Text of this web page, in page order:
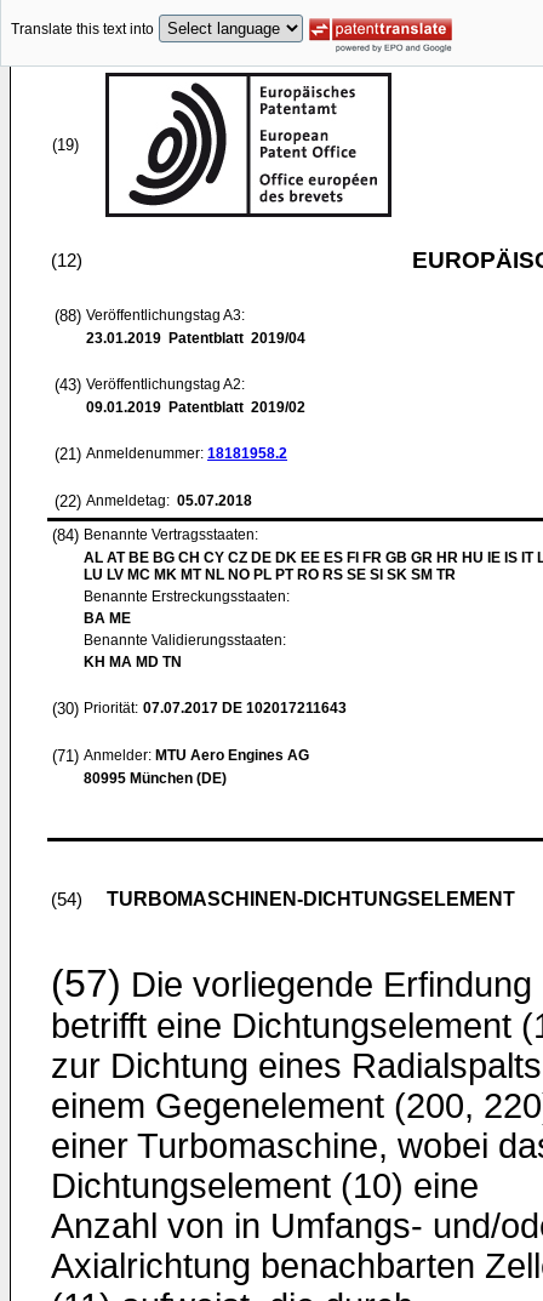
Translate this text into
(19)
(12)
(88) Veröffentlichungstag A3:
23.01.2019 Patentblatt 2019/04
(43) Veröffentlichungstag A2:
09.01.2019 Patentblatt 2019/02
(21) Anmeldenummer: 18181958.2
(22) Anmeldetag: 05.07.2018
(84) Benannte Vertragsstaaten:
AL AT BE BG CH CY CZ DE DK EE ES FI FR GB GR HR HU IE IS IT
LU LV MC MK MT NL NO PL PT RO RS SE SI SK SM TR
Benannte Erstreckungsstaaten:
BA ME
Benannte Validierungsstaaten:
KH MA MD TN
(30) Priorität: 07.07.2017 DE 102017211643
(71) Anmelder: MTU Aero Engines AG
80995 München (DE)
(54) TURBOMASCHINEN-DICHTUNGSELEMENT
(57) Die vorliegende Erfindung
betrifft eine Dichtungselement
zur Dichtung eines
einem Gegenelement (200,
einer Turbomaschine, wobei
Dichtungselement (10) eine
Anzahl von in Umfangs- und/
Axialrichtung benachbarten